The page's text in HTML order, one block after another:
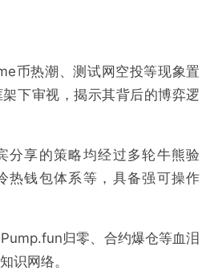
币热潮、测试网空投等现象置
下审视，揭示其背后的博弈逻
分享的策略均经过多轮牛熊验
热钱包体系等，具备强可操作
归零、合约爆仓等血泪
识网络。